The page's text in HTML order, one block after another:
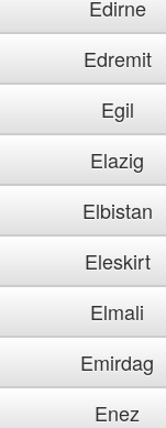
Edirne
Edremit
Egil
Elazig
Elbistan
Eleskirt
Elmali
Emirdag
Enez